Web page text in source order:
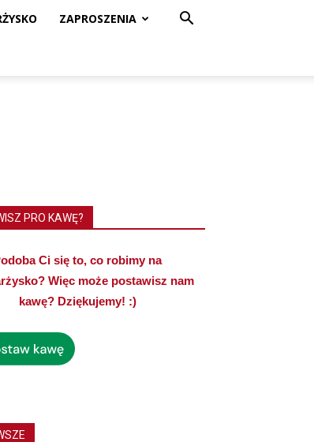
ZAPROSZENIA
PRO KAWĘ?
Ci się to, co robimy na
Więc może postawisz nam
kawę? Dziękujemy! :)